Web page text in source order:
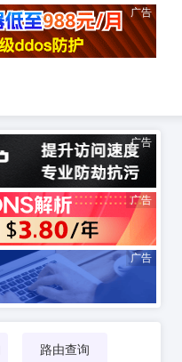
广告
广告
广告
广告
路由查询